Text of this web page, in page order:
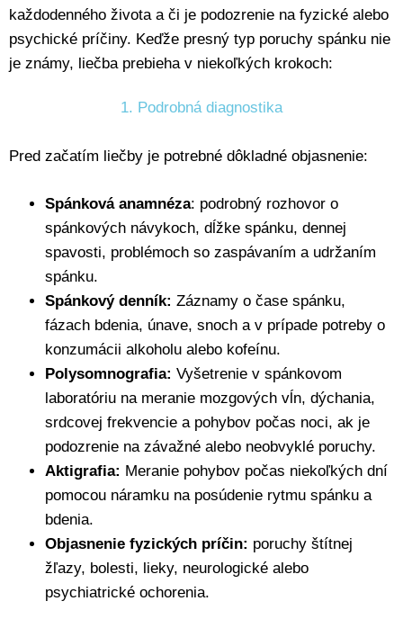
každodenného života a či je podozrenie na fyzické alebo
psychické príčiny. Keďže presný typ poruchy spánku nie
je známy, liečba prebieha v niekoľkých krokoch:
1. Podrobná diagnostika
Pred začatím liečby je potrebné dôkladné objasnenie:
Spánková anamnéza: podrobný rozhovor o
spánkových návykoch, dĺžke spánku, dennej
spavosti, problémoch so zaspávaním a udržaním
spánku.
Spánkový denník: Záznamy o čase spánku,
fázach bdenia, únave, snoch a v prípade potreby o
konzumácii alkoholu alebo kofeínu.
Polysomnografia: Vyšetrenie v spánkovom
laboratóriu na meranie mozgových vĺn, dýchania,
srdcovej frekvencie a pohybov počas noci, ak je
podozrenie na závažné alebo neobvyklé poruchy.
Aktigrafia: Meranie pohybov počas niekoľkých dní
pomocou náramku na posúdenie rytmu spánku a
bdenia.
Objasnenie fyzických príčin: poruchy štítnej
žľazy, bolesti, lieky, neurologické alebo
psychiatrické ochorenia.